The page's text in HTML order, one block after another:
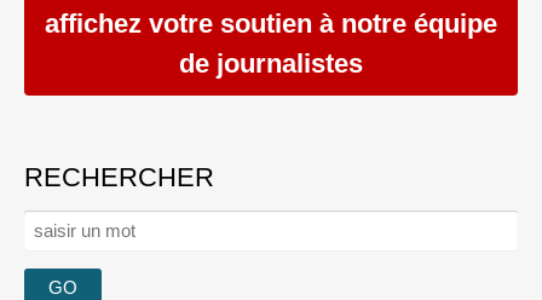
affichez votre soutien à notre équipe
de journalistes
RECHERCHER
Rechercher :